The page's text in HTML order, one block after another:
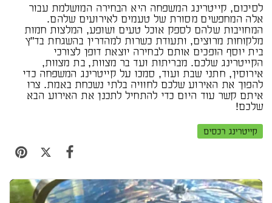
לסיכום, קייטרינג המשפחה היא הבחירה המושלמת עבור
אלה המחפשים מסורת של טעמים לאירועים שלהם.
המחויבות שלהם לספק אוכל טעים ושופע, המלצות חמות
מלקוחות מרוצים, ותעודת כשרות למהדרין בהשגחת בד"ץ
בית יוסף הופכים אותם לבחירה יוצאת דופן לצורכי
הקייטרינג שלכם. מבריתות ועד בר מצוות, בת מצוות,
אירוסין, חתני שבת ועוד, סמכו על קייטרינג המשפחה כדי
להפוך את האירוע שלכם לחוויה בלתי נשכחת באמת. צרו
איתם קשר עוד היום כדי להתחיל לתכנן את האירוע הבא
שלכם!
קייטרינג רכסים